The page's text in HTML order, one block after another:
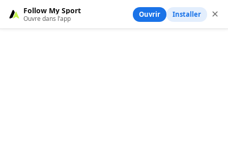
Follow My Sport
Ouvre dans l’app Ouvrir Installer ✕